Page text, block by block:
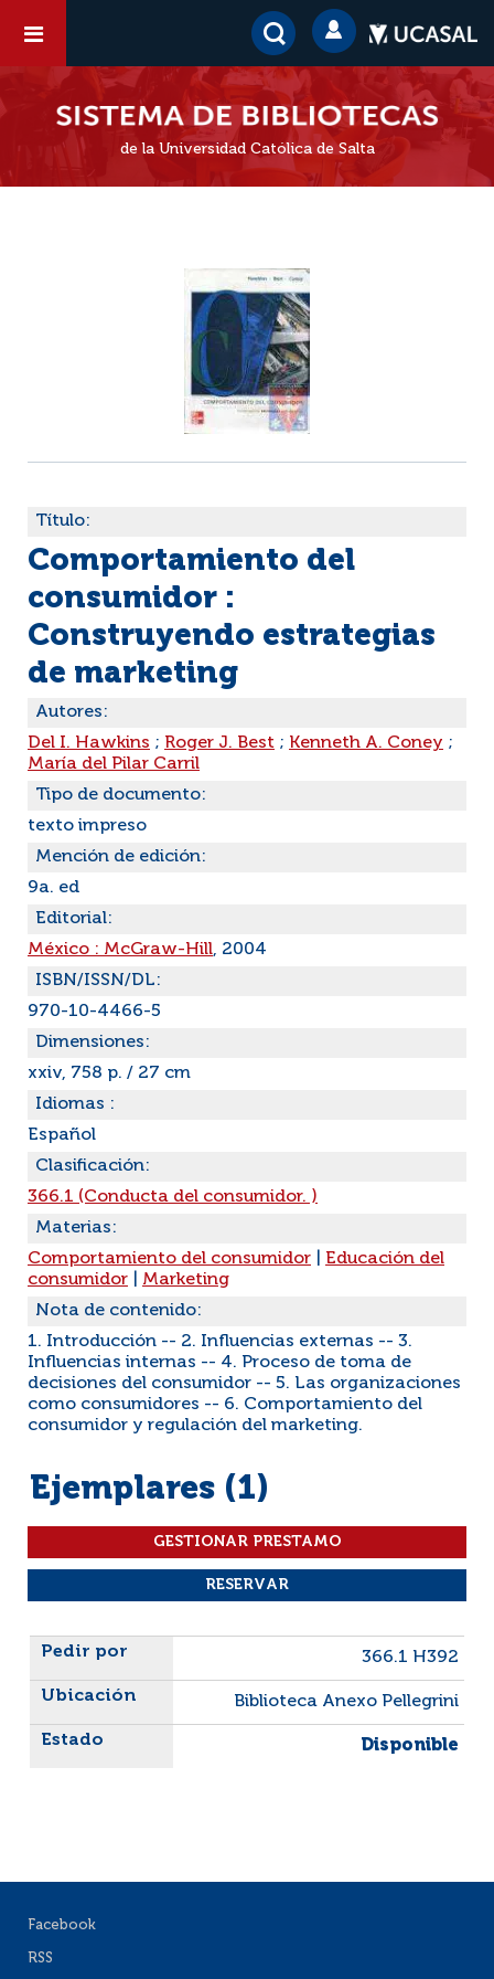
de la Universidad Católica de Salta
Título:
Comportamiento del
consumidor :
Construyendo estrategias
de marketing
Autores:
Del I. Hawkins ; Roger J. Best ; Kenneth A. Coney ;
María del Pilar Carril
Tipo de documento:
texto impreso
Mención de edición:
9a. ed
Editorial:
México : McGraw-Hill, 2004
ISBN/ISSN/DL:
970-10-4466-5
Dimensiones:
xxiv, 758 p. / 27 cm
Idiomas :
Español
Clasificación:
366.1 (Conducta del consumidor. )
Materias:
Comportamiento del consumidor
Educación del
consumidor
Marketing
Nota de contenido:
1. Introducción -- 2. Influencias externas -- 3.
Influencias internas -- 4. Proceso de toma de
decisiones del consumidor -- 5. Las organizaciones
como consumidores -- 6. Comportamiento del
consumidor y regulación del marketing.
Ejemplares (1)
Liste des exemplaires
366.1 H392
Biblioteca Anexo Pellegrini
Disponible
Facebook
RSS